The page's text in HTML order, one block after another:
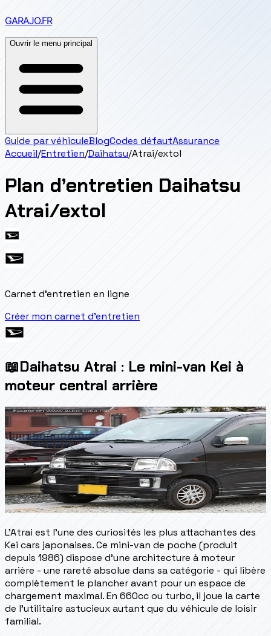
GARAJO.FR
Ouvrir le menu principal
Guide par véhiculeBlogCodes défautAssurance
Accueil/Entretien/Daihatsu/Atrai/extol
Plan d’entretien Daihatsu
Atrai/extol
Carnet d'entretien en ligne
Créer mon carnet d'entretien
📖Daihatsu Atrai : Le mini-van Kei à
moteur central arrière
L'Atrai est l'une des curiosités les plus attachantes des
Kei cars japonaises. Ce mini-van de poche (produit
depuis 1986) dispose d'une architecture à moteur
arrière - une rareté absolue dans sa catégorie - qui libère
complètement le plancher avant pour un espace de
chargement maximal. En 660cc ou turbo, il joue la carte
de l'utilitaire astucieux autant que du véhicule de loisir
familial.